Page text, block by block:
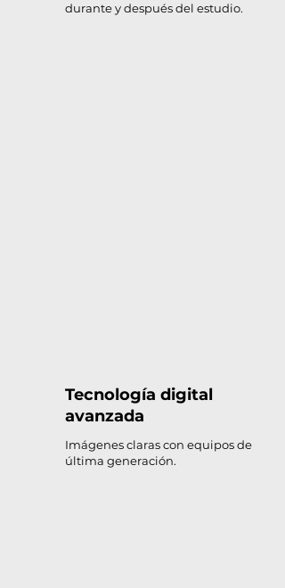
durante y después del estudio.
Tecnología digital
avanzada
Imágenes claras con equipos de
última generación.